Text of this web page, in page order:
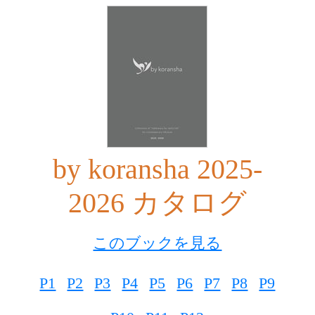
by koransha 2025-
2026 カタログ
このブックを見る
P1 P2 P3 P4 P5 P6 P7 P8
P9